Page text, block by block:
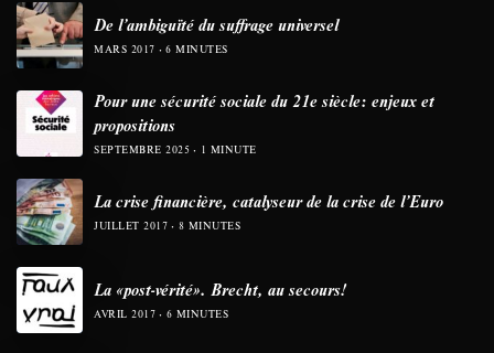
De l’ambiguïté du suffrage universel
MARS 2017 6 MINUTES
Pour une sécurité sociale du 21e siècle: enjeux et
propositions
SEPTEMBRE 2025 1 MINUTE
La crise financière, catalyseur de la crise de l’Euro
JUILLET 2017 8 MINUTES
La «post-vérité». Brecht, au secours!
AVRIL 2017 6 MINUTES